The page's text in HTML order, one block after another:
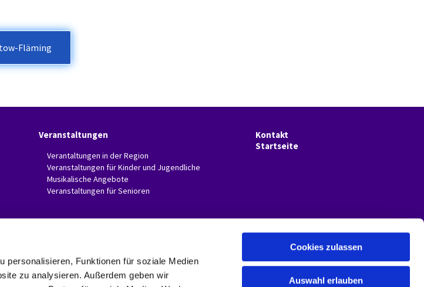
personalisieren, Funktionen für soziale Medien
zu analysieren. Außerdem geben wir
Cookies zulassen
Auswahl erlauben
Fläming
Veranstaltungen
Verantaltungen in der Region
Veranstaltungen für Kinder und Jugendliche
Musikalische Angebote
Veranstaltungen für Senioren
Kontakt
Startseite
Glasow-Mahlow